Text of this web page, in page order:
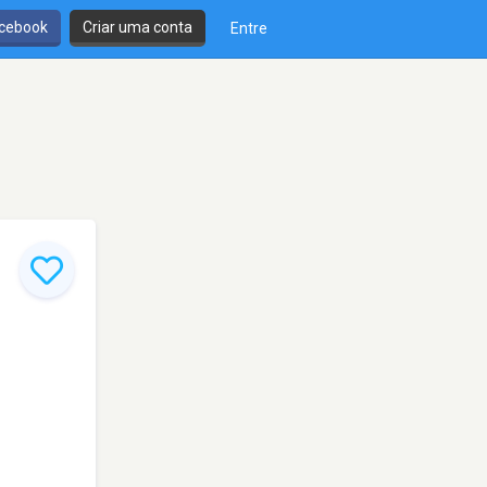
Criar uma conta Entre